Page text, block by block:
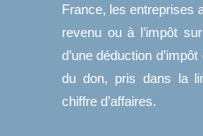
France, les entreprises
revenu ou à l’impôt
d’une déduction
du don, pris dans la
chiffre d’affaires.